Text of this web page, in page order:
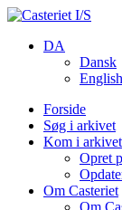
DA
Dansk
English
Forside
Søg i arkivet
Kom i arkivet
Opret
Om Casteriet
Om